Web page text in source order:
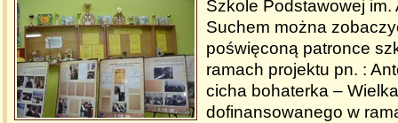
Szkole Podstawowej im.
Suchem można
poświęconą patronce
ramach projektu pn. :
cicha bohaterka –
dofinansowanego w